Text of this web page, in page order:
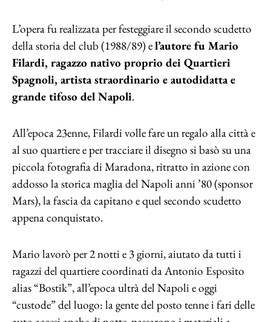
L’opera fu realizzata per festeggiare il secondo scudetto
della storia del club (1988/89) el’autore fu Mario
Filardi, ragazzo nativo proprio dei Quartieri
Spagnoli, artista straordinario e autodidatta e
grande tifoso del Napoli.
All’epoca 23enne, Filardi volle fare un regalo alla città e
al suo quartiere e per tracciare il disegno si basò su una
piccola fotografia di Maradona, ritratto in azione con
addosso la storica maglia del Napoli anni ’80 (sponsor
Mars), la fascia da capitano e quel secondo scudetto
appena conquistato.
Mario lavorò per 2 notti e 3 giorni, aiutato da tutti i
ragazzi del quartiere coordinati da Antonio Esposito
alias “Bostik”, all’epoca ultrà del Napoli e oggi
“custode” del luogo: la gente del posto tenne i fari delle